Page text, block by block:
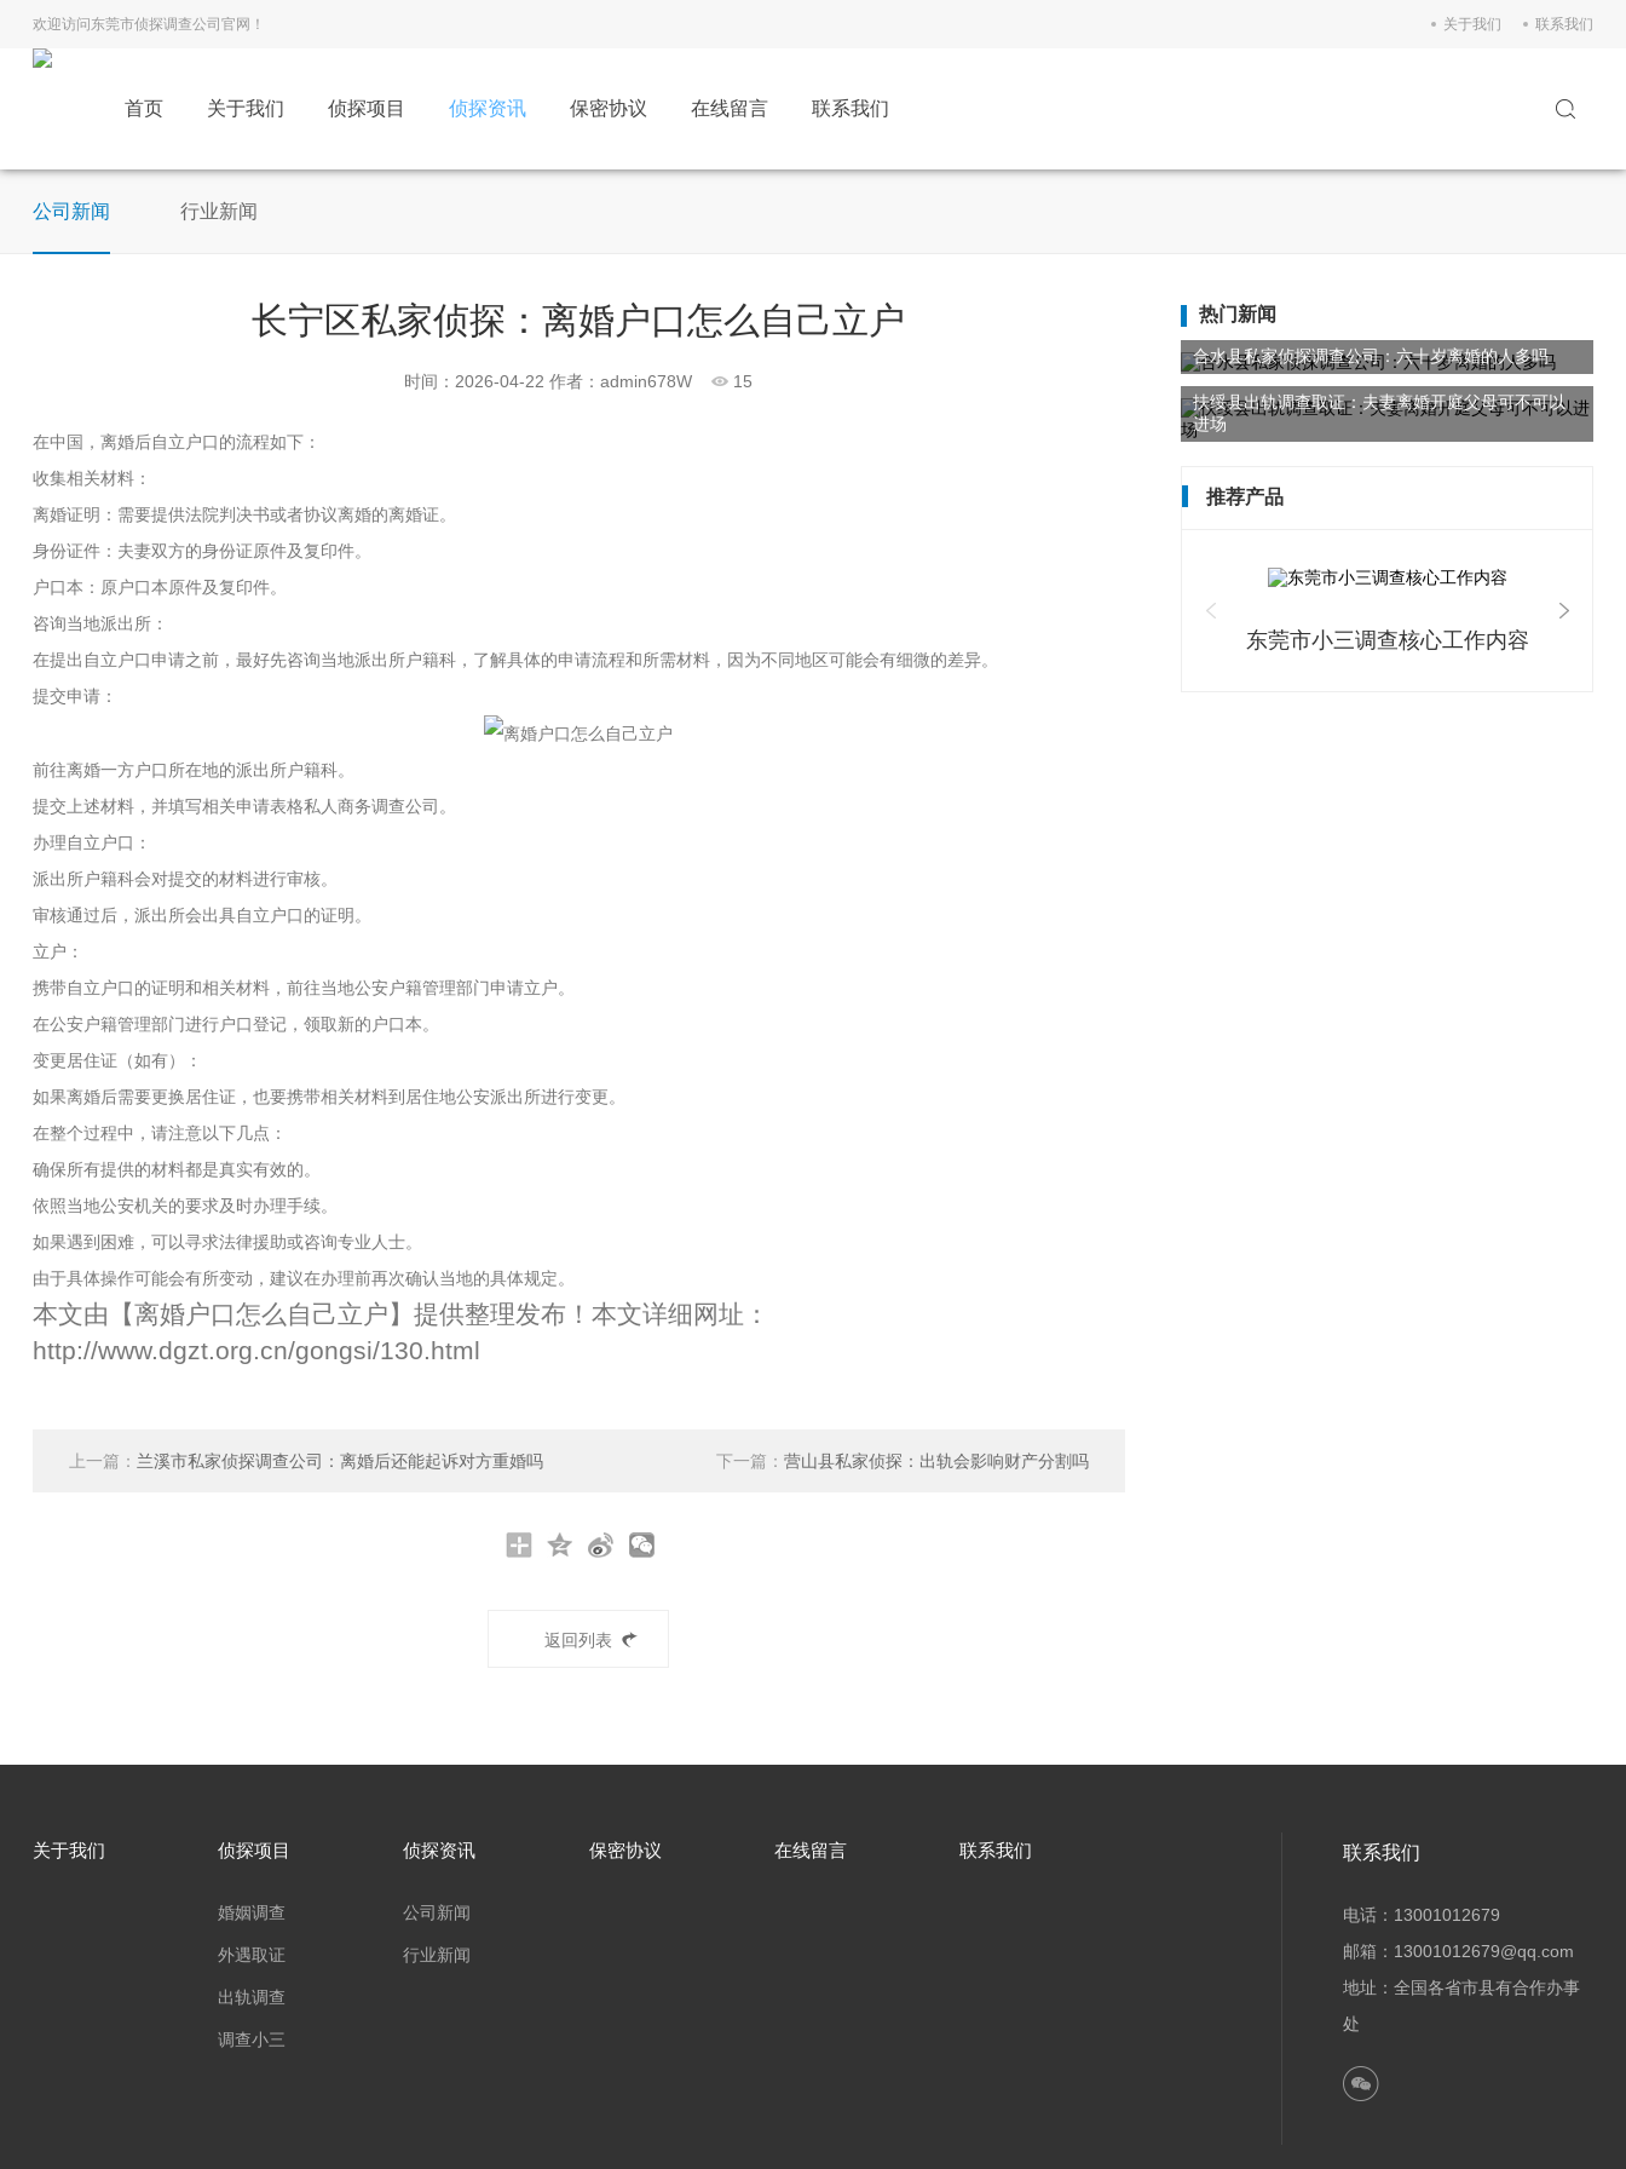
欢迎访问东莞市侦探调查公司官网！ 关于我们 联系我们
首页 关于我们 侦探项目 侦探资讯 保密协议 在线留言 联系我们
公司新闻 行业新闻
长宁区私家侦探：离婚户口怎么自己立户
时间：2026-04-22作者：admin678W 15
在中国，离婚后自立户口的流程如下：
收集相关材料：
离婚证明：需要提供法院判决书或者协议离婚的离婚证。
身份证件：夫妻双方的身份证原件及复印件。
户口本：原户口本原件及复印件。
咨询当地派出所：
在提出自立户口申请之前，最好先咨询当地派出所户籍科，了解具体的申请流程和所需材料，因为不同地区可能会有细微的差异。
提交申请：
前往离婚一方户口所在地的派出所户籍科。
提交上述材料，并填写相关申请表格私人商务调查公司 。
办理自立户口：
派出所户籍科会对提交的材料进行审核。
审核通过后，派出所会出具自立户口的证明。
立户：
携带自立户口的证明和相关材料，前往当地公安户籍管理部门申请立户。
在公安户籍管理部门进行户口登记，领取新的户口本。
变更居住证（如有）：
如果离婚后需要更换居住证，也要携带相关材料到居住地公安派出所进行变更。
在整个过程中，请注意以下几点：
确保所有提供的材料都是真实有效的。
依照当地公安机关的要求及时办理手续。
如果遇到困难，可以寻求法律援助或咨询专业人士。
由于具体操作可能会有所变动，建议在办理前再次确认当地的具体规定。
本文由【离婚户口怎么自己立户】提供整理发布！本文详细网址：
http://www.dgzt.org.cn/gongsi/130.html
上一篇： 兰溪市私家侦探调查公司：离婚后还能起诉对方重婚吗 下一篇：营山县私家侦探：出轨会影响财产分割吗
返回列表
热门新闻
合水县私家侦探调查公司：六十岁离婚的人多吗
扶绥县出轨调查取证：夫妻离婚开庭父母可不可以
进场
推荐产品
东莞市小三调查核心工作内容
关于我们 侦探项目
婚姻调查
外遇取证
出轨调查
调查小三
侦探资讯
公司新闻
行业新闻
保密协议 在线留言 联系我们 联系我们
电话：13001012679
邮箱：13001012679@qq.com
地址：全国各省市县有合作办事
处